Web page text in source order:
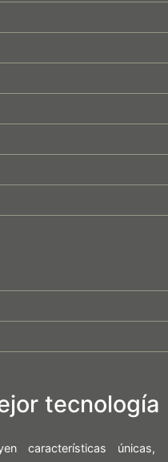
tecnología
características únicas,